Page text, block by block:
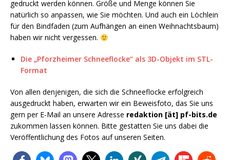
gedruckt werden können. Größe und Menge können Sie
natürlich so anpassen, wie Sie möchten. Und auch ein Löchlein
für den Bindfaden (zum Aufhängen an einen Weihnachtsbaum)
haben wir nicht vergessen.
Die „Pforzheimer Schneeflocke“ als 3D-Objekt im STL-
Format
Von allen denjenigen, die sich die Schneeflocke erfolgreich
ausgedruckt haben, erwarten wir ein Beweisfoto, das Sie uns
gern per E-Mail an unsere Adresse redaktion [ät] pf-bits.de
zukommen lassen können. Bitte gestatten Sie uns dabei die
Veröffentlichung des Fotos auf unseren Seiten.